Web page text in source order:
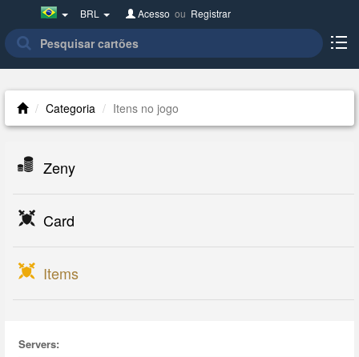
Brazil(Português)
BRL Acesso ou Registrar
Categoria Itens no jogo
Zeny
Card
Items
Servers: